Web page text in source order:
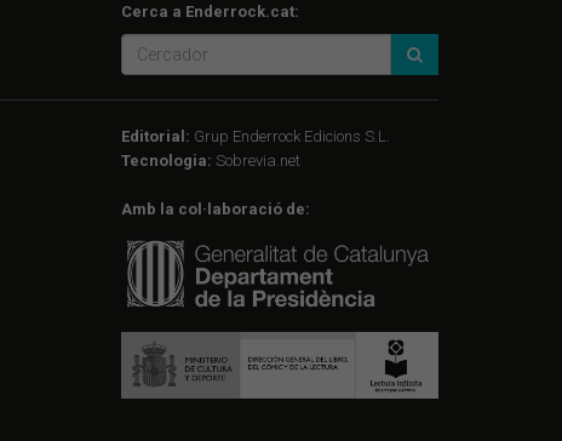
Cerca a Enderrock.cat:
Editorial: Grup Enderrock Edicions S.L.
Tecnologia: Sobrevia.net
Amb la col·laboració de: